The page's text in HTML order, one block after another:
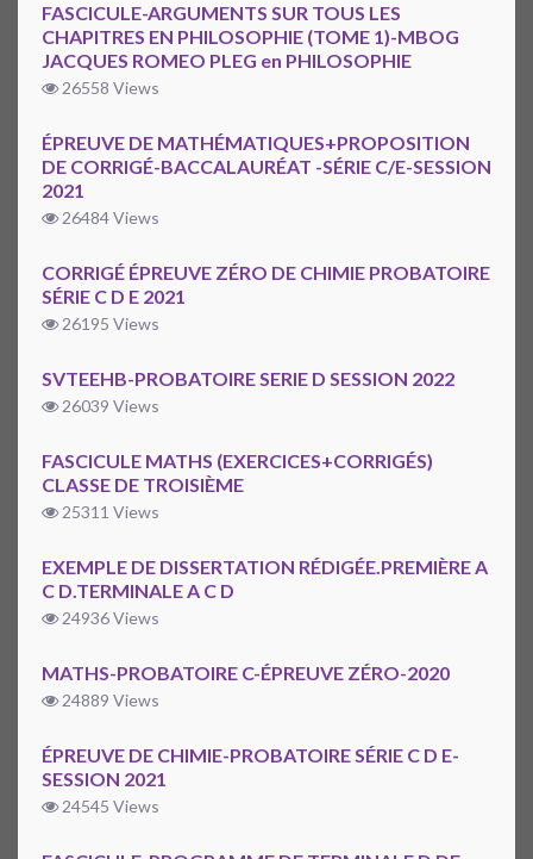
FASCICULE-ARGUMENTS SUR TOUS LES
CHAPITRES EN PHILOSOPHIE (TOME 1)-MBOG
JACQUES ROMEO PLEG en PHILOSOPHIE
26558 Views
ÉPREUVE DE MATHÉMATIQUES+PROPOSITION
DE CORRIGÉ-BACCALAURÉAT -SÉRIE C/E-SESSION
2021
26484 Views
CORRIGÉ ÉPREUVE ZÉRO DE CHIMIE PROBATOIRE
SÉRIE C D E 2021
26195 Views
SVTEEHB-PROBATOIRE SERIE D SESSION 2022
26039 Views
FASCICULE MATHS (EXERCICES+CORRIGÉS)
CLASSE DE TROISIÈME
25311 Views
EXEMPLE DE DISSERTATION RÉDIGÉE.PREMIÈRE A
C D.TERMINALE A C D
24936 Views
MATHS-PROBATOIRE C-ÉPREUVE ZÉRO-2020
24889 Views
ÉPREUVE DE CHIMIE-PROBATOIRE SÉRIE C D E-
SESSION 2021
24545 Views